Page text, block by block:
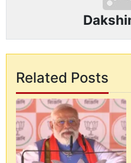
Related Posts